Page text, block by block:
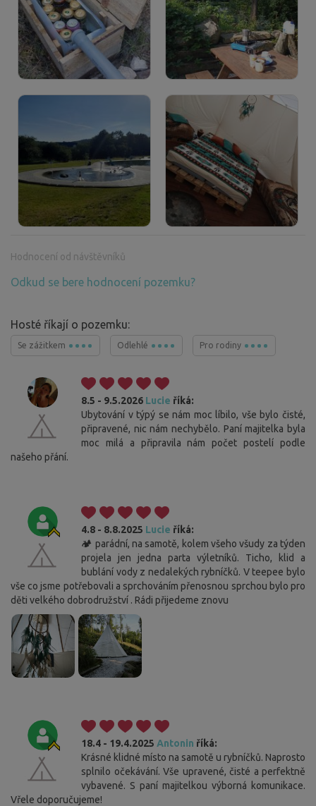
Hodnocení od návštěvníků
Odkud se bere hodnocení pozemku?
Hosté říkají o pozemku:
Se zážitkem Odlehlé Pro rodiny
8.5 - 9.5.2026 Lucie říká:
Ubytování v týpý se nám moc líbilo, vše bylo čisté,
připravené, nic nám nechybělo. Paní majitelka byla
moc milá a připravila nám počet postelí podle
našeho přání.
4.8 - 8.8.2025 Lucie říká:
🏕️ parádní, na samotě, kolem všeho všudy za týden
projela jen jedna parta výletníků. Ticho, klid a
bublání vody z nedalekých rybníčků. V teepee bylo
vše co jsme potřebovali a sprchováním přenosnou sprchou bylo pro
děti velkého dobrodružství . Rádi přijedeme znovu
18.4 - 19.4.2025 Antonin říká:
Krásné klidné místo na samotě u rybníčků. Naprosto
splnilo očekávání. Vše upravené, čisté a perfektně
vybavené. S paní majitelkou výborná komunikace.
Vřele doporučujeme!